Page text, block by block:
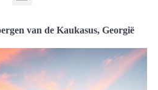
van de Kaukasus, Georgië